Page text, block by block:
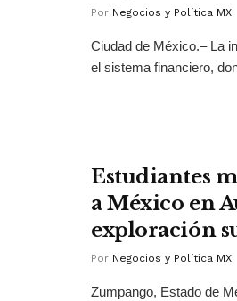
Por Negocios y Política MX
Ciudad de México.– La
el sistema financiero,
Estudiantes
a México en
exploración
Por Negocios y Política MX
Zumpango, Estado de